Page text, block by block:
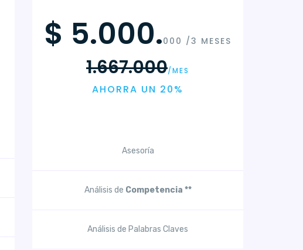
$ 5.000.000 /3 MESES
1.667.000/MES
AHORRA UN 20%
Asesoría
Análisis de Competencia **
Análisis de Palabras Claves